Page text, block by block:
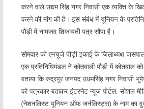
करने वाले उद्यम सिंह नगर निवासी एक व्यक्ति के
करने की मांग की है। इस संबंध में यूनियन के
पौड़ी में नामजद शिकायती पत्र सौंपा है।
सोमवार को एनयूजे पौड़ी इकाई के जिलाध्यक्ष
एक प्रतिनिधिमंडल ने कोतवाली पौड़ी में कोतवाल
बताया कि रुद्रपुर जनपद उधमसिंह नगर निवासी
को पत्रकार बताकर इंटरनेट न्यूज पोर्टल, सोशल
(नेशनलिस्ट यूनियन ऑफ जर्नलिस्ट्स) के नाम का